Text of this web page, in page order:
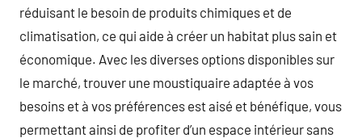
réduisant le besoin de produits chimiques et de
climatisation, ce qui aide à créer un habitat plus sain et
économique. Avec les diverses options disponibles sur
le marché, trouver une moustiquaire adaptée à vos
besoins et à vos préférences est aisé et bénéfique, vous
permettant ainsi de profiter d’un espace intérieur sans